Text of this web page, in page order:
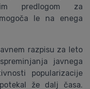
predlogom za
le na enega
razpisu za leto
javnega
popularizacije
že dalj časa.